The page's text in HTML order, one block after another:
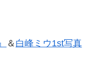
＆ 白峰ミウ1st写真